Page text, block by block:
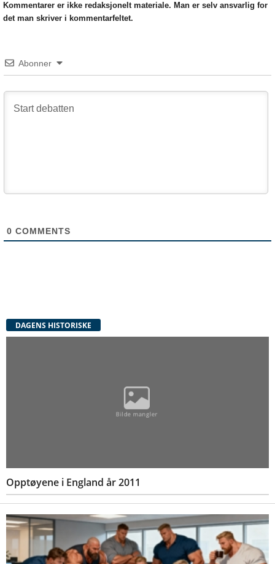
Kommentarer er ikke redaksjonelt materiale. Man er selv ansvarlig for
det man skriver i kommentarfeltet.
Abonner
0 COMMENTS
DAGENS HISTORISKE
Opptøyene i England år 2011